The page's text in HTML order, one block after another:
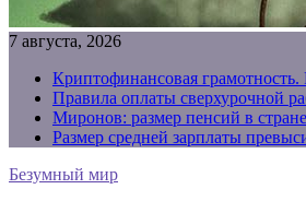
7 августа, 2026
Криптофинансовая грамотность.
Правила оплаты сверхурочной
Миронов: размер пенсий в
Размер средней зарплаты
Безумный мир